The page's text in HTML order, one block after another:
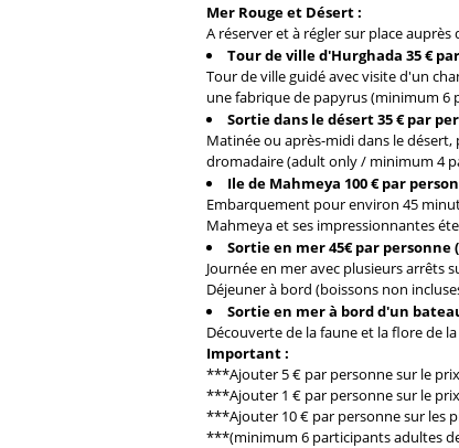
Mer Rouge et Désert :
A réserver et à régler sur place
Tour de ville d'Hurghada 35 €
Tour de ville guidé avec visite d'un
une fabrique de papyrus (minimum 6
Sortie dans le désert 35 € par
Matinée ou après-midi dans le
dromadaire (adult only / minimum 4
Ile de Mahmeya 100 € par
Embarquement pour environ 45
Mahmeya et ses impressionnantes
Sortie en mer 45€ par personne
Journée en mer avec plusieurs arrêts
Déjeuner à bord (boissons non
Sortie en mer à bord d'un
Découverte de la faune et la flore de
Important :
***Ajouter 5 € par personne sur le
***Ajouter 1 € par personne sur le
***Ajouter 10 € par personne sur les
***(minimum 6 participants adultes